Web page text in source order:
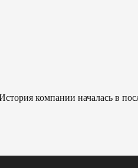
компании началась в